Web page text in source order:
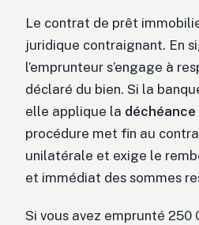
Le contrat de prêt
juridique contraignant. En
l’emprunteur s’engage à
déclaré du bien. Si la
elle applique la déchéance
procédure met fin au
unilatérale et exige le
et immédiat des sommes
Si vous avez emprunté 250